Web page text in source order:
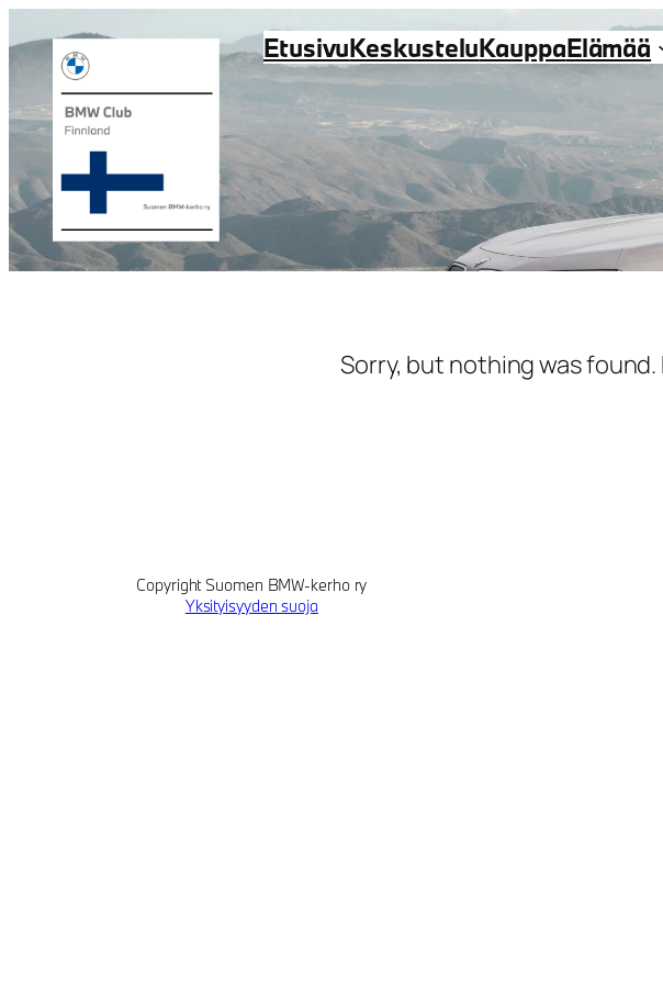
sisältöön
EtusivuKeskusteluKauppaElämää
Sorry, but nothing was
Copyright Suomen BMW-kerho ry
Yksityisyyden suoja